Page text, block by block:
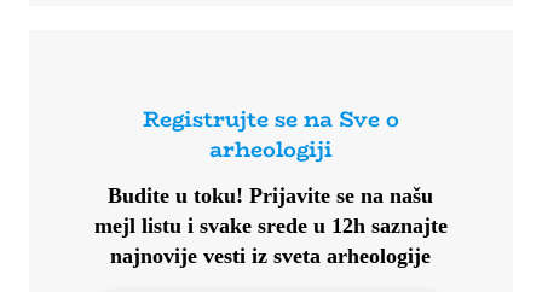
Registrujte se na Sve o
arheologiji
Budite u toku!Prijavite se na našu
mejl listu i svake srede u 12h saznajte
najnovije vesti iz sveta arheologije